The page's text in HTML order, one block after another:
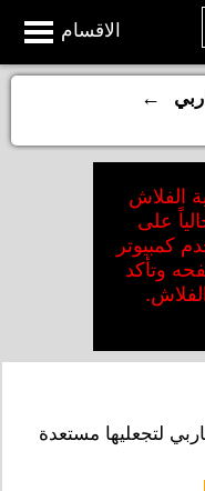
الاقسام
←
الفلاش
على
كمبيوتر
وتأكد
لتجعليها مستعدة